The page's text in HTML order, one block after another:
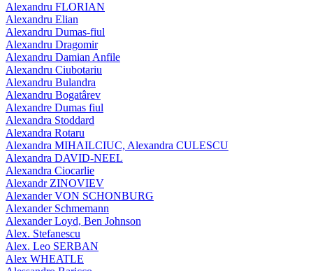
Alexandru FLORIAN
Alexandru Elian
Alexandru Dumas-fiul
Alexandru Dragomir
Alexandru Damian Anfile
Alexandru Ciubotariu
Alexandru Bulandra
Alexandru Bogatârev
Alexandre Dumas fiul
Alexandra Stoddard
Alexandra Rotaru
Alexandra MIHAILCIUC, Alexandra CULESCU
Alexandra DAVID-NEEL
Alexandra Ciocarlie
Alexandr ZINOVIEV
Alexander VON SCHONBURG
Alexander Schmemann
Alexander Loyd, Ben Johnson
Alex. Stefanescu
Alex. Leo SERBAN
Alex WHEATLE